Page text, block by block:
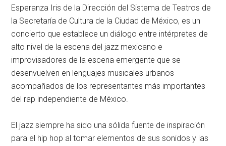
Esperanza Iris de la Dirección del Sistema de Teatros de
la Secretaría de Cultura de la Ciudad de México, es un
concierto que establece un diálogo entre intérpretes de
alto nivel de la escena del jazz mexicano e
improvisadores de la escena emergente que se
desenvuelven en lenguajes musicales urbanos
acompañados de los representantes más importantes
del rap independiente de México.
El jazz siempre ha sido una sólida fuente de inspiración
para el hip hop al tomar elementos de sus sonidos y las